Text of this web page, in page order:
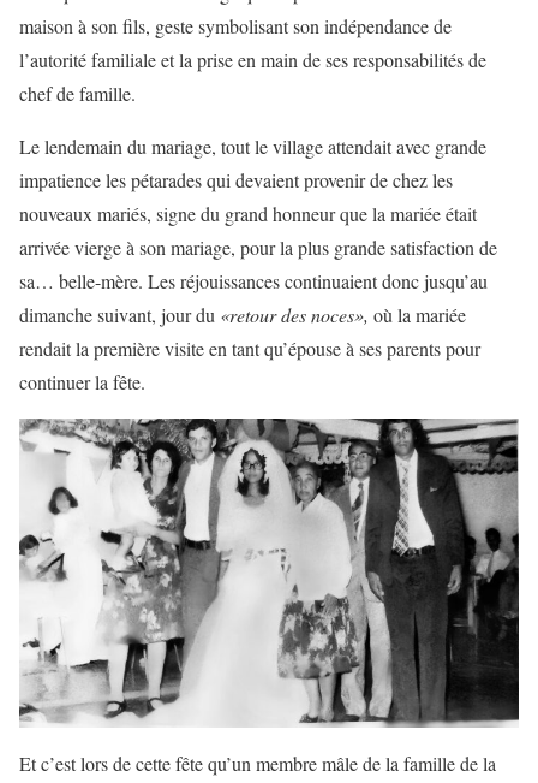
maison à son fils, geste symbolisant son indépendance de
l’autorité familiale et la prise en main de ses responsabilités de
chef de famille.
Le lendemain du mariage, tout le village attendait avec grande
impatience les pétarades qui devaient provenir de chez les
nouveaux mariés, signe du grand honneur que la mariée était
arrivée vierge à son mariage, pour la plus grande satisfaction de
sa… belle-mère. Les réjouissances continuaient donc jusqu’au
dimanche suivant, jour du «retour des noces», où la mariée
rendait la première visite en tant qu’épouse à ses parents pour
continuer la fête.
Et c’est lors de cette fête qu’un membre mâle de la famille de la